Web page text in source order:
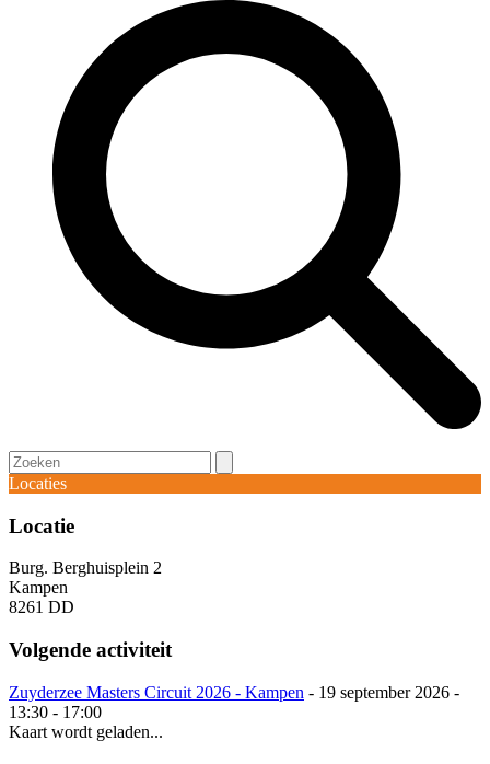
Open
mobile
menu
Close
mobile
menu
Search
Locaties
Locatie
Burg. Berghuisplein 2
Kampen
8261 DD
Volgende activiteit
Zuyderzee Masters Circuit 2026 - Kampen - 19 september 2026 -
13:30 - 17:00
Kaart wordt geladen...